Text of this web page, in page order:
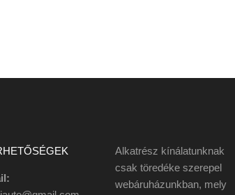
Alkatrész kínálatunknak
csak töredéke szerepel
webáruházunkban, mely